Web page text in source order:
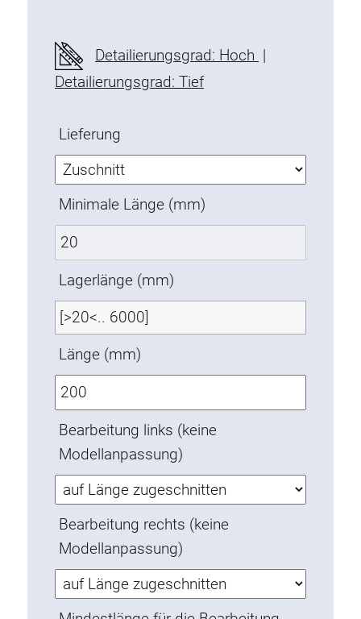
Befestigungsleisten
Uniblöcke
Befestigungswinkel
T-Schrauben
Gewindeteile
Gewindeplatten
Doppelgewindeplatten
Halbrundgewindeplatten
Nutensteine
Nutensteine schwenkbar
Doppelnutensteine
Hammermuttern
Verdrehsicherungen
Gewindeeinsätze
Bodenverbindungselemente
Rollenelemente
Kunststoffelemente
Kabelkanäle
Flächenelemente
Scharniere und Gelenke
Beschläge
Pneumatik Elemente
Detailierungsgrad: Hoch |
Detailierungsgrad: Tief
Lieferung
Minimale Länge (mm)
Lagerlänge (mm)
Länge (mm)
Bearbeitung links (keine
Modellanpassung)
Bearbeitung rechts (keine
Modellanpassung)